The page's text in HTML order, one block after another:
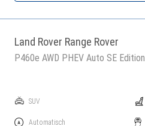
Land Rover Range Rover
P460e AWD PHEV Auto SE Edition
SUV
Automatisch